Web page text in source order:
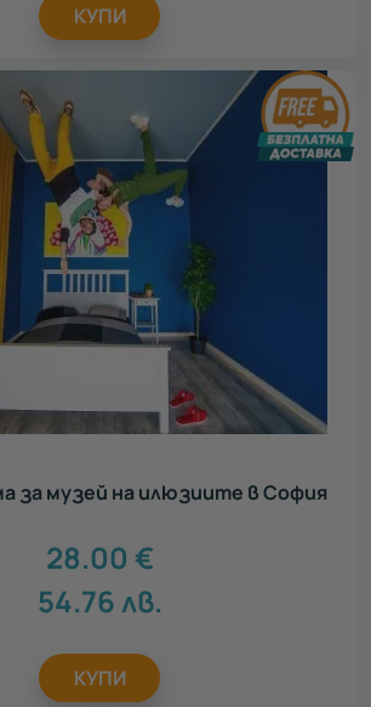
КУПИ
за музей на илюзиите в София
28.00 €
54.76лв.
КУПИ